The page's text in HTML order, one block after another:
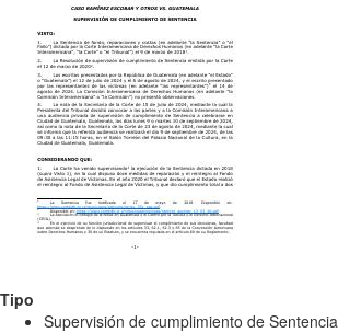
Tipo
Supervisión de cumplimiento de Sentencia